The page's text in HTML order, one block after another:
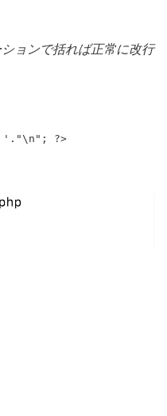
ョンで括れば正常に改行
！'."\n"; ?>